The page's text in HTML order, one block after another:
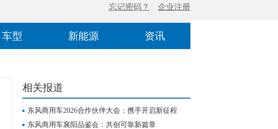
车型 新能源 资讯
相关报道
东风商用车2026合作伙伴大会：携手开启新征程
东风商用车襄阳品鉴会：共创可靠新篇章